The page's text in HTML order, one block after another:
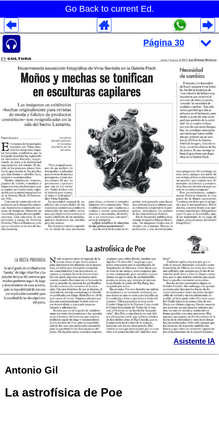
Go Back to current Ed.
Asistente IA
Antonio Gil
La astrofísica de Poe
Despliegues Analytics
Despliegues Totales
Despliegues por Rubros